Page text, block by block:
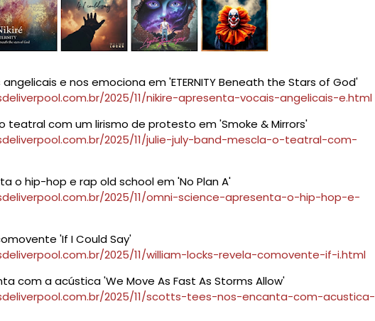
e nos emociona em 'ETERNITY Beneath the Stars of God'
2025/11/nikire-apresenta-vocais-angelicais-e.html
teatral com um lirismo de protesto em 'Smoke & Mirrors'
2025/11/julie-july-band-mescla-o-teatral-com-
o hip-hop e rap old school em 'No Plan A'
2025/11/omni-science-apresenta-o-hip-hop-e-
'If I Could Say'
2025/11/william-locks-revela-comovente-if-i.html
com a acústica 'We Move As Fast As Storms Allow'
2025/11/scotts-tees-nos-encanta-com-acustica-